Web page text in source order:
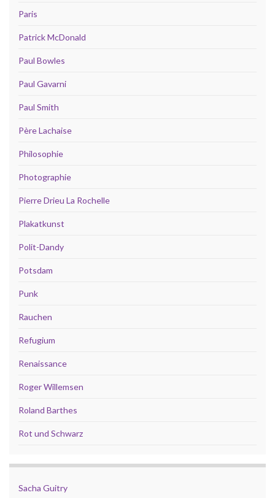
Paris
Patrick McDonald
Paul Bowles
Paul Gavarni
Paul Smith
Père Lachaise
Philosophie
Photographie
Pierre Drieu La Rochelle
Plakatkunst
Polit-Dandy
Potsdam
Punk
Rauchen
Refugium
Renaissance
Roger Willemsen
Roland Barthes
Rot und Schwarz
Sacha Guitry